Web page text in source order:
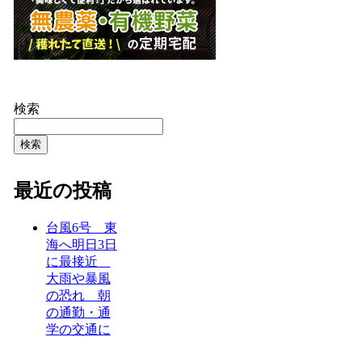
検索
検索
最近の投稿
台風6号 東
海へ明日3日
に最接近
大雨や暴風
の恐れ 朝
の通勤・通
学の交通に